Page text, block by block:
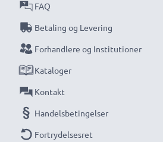
FAQ
Betaling og Levering
Forhandlere og Institutioner
Kataloger
Kontakt
Handelsbetingelser
Fortrydelsesret